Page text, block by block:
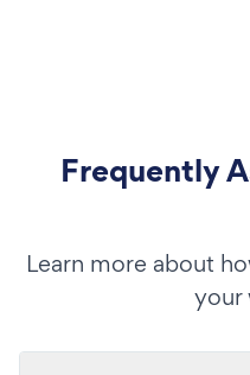
Frequently
Learn more about
your